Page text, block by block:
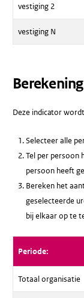
vestiging 2
vestiging N
Berekening
Deze indicator
Selecteer alle
Tel per persoon
persoon heeft
Bereken het
geselecteerde
bij elkaar op te
Periode:
Totaal organisatie